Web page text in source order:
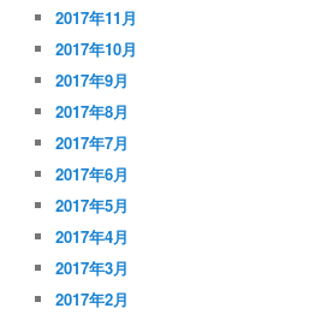
2017年11月
2017年10月
2017年9月
2017年8月
2017年7月
2017年6月
2017年5月
2017年4月
2017年3月
2017年2月